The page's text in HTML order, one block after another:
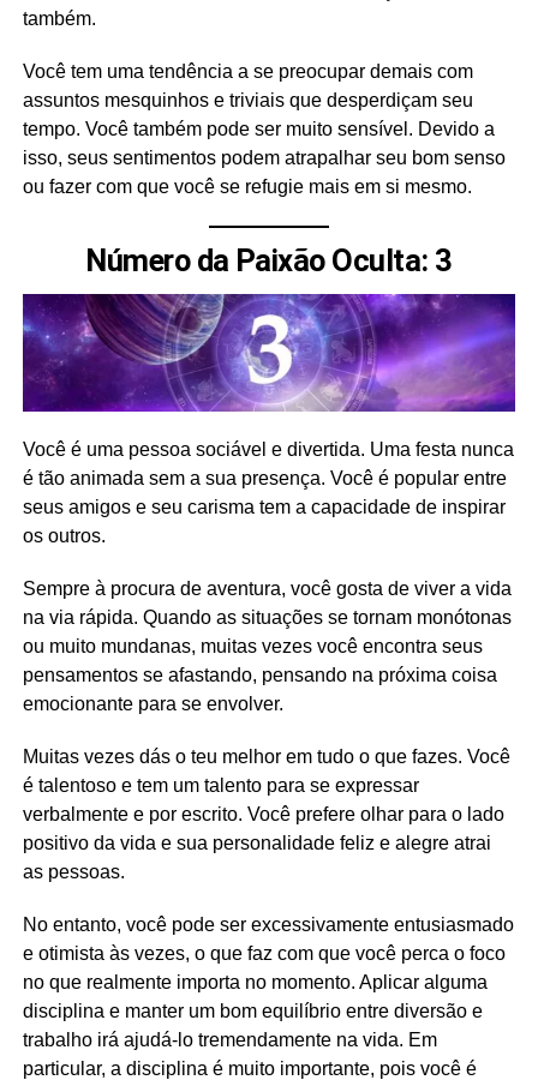
também.
Você tem uma tendência a se preocupar demais com
assuntos mesquinhos e triviais que desperdiçam seu
tempo. Você também pode ser muito sensível. Devido a
isso, seus sentimentos podem atrapalhar seu bom senso
ou fazer com que você se refugie mais em si mesmo.
Número da Paixão Oculta: 3
Você é uma pessoa sociável e divertida. Uma festa nunca
é tão animada sem a sua presença. Você é popular entre
seus amigos e seu carisma tem a capacidade de inspirar
os outros.
Sempre à procura de aventura, você gosta de viver a vida
na via rápida. Quando as situações se tornam monótonas
ou muito mundanas, muitas vezes você encontra seus
pensamentos se afastando, pensando na próxima coisa
emocionante para se envolver.
Muitas vezes dás o teu melhor em tudo o que fazes. Você
é talentoso e tem um talento para se expressar
verbalmente e por escrito. Você prefere olhar para o lado
positivo da vida e sua personalidade feliz e alegre atrai
as pessoas.
No entanto, você pode ser excessivamente entusiasmado
e otimista às vezes, o que faz com que você perca o foco
no que realmente importa no momento. Aplicar alguma
disciplina e manter um bom equilíbrio entre diversão e
trabalho irá ajudá-lo tremendamente na vida. Em
particular, a disciplina é muito importante, pois você é